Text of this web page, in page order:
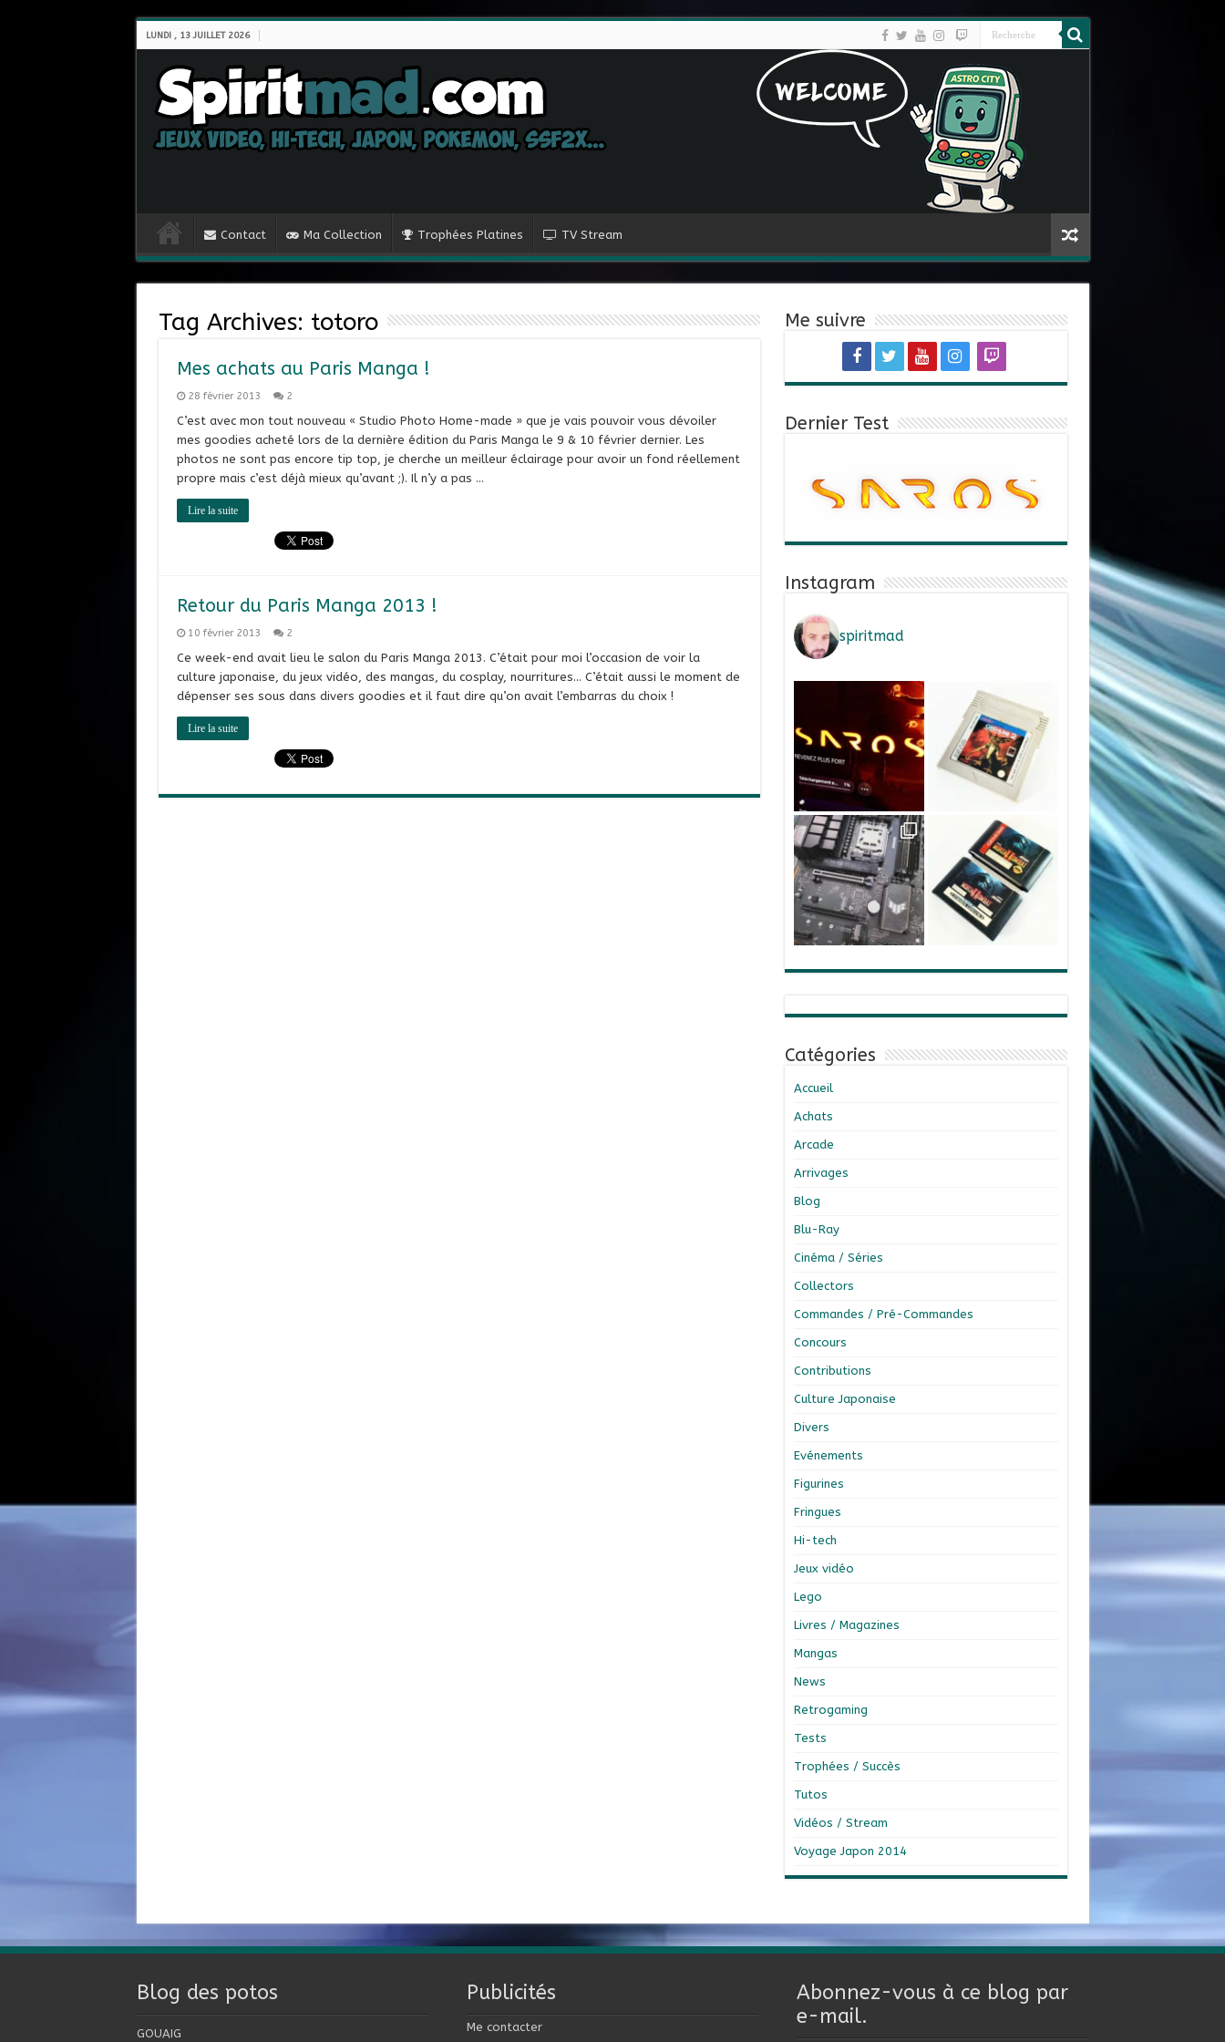
LUNDI , 13 JUILLET 2026
Contact Ma Collection Trophées Platines TV Stream
Tag Archives: totoro
Mes achats au Paris Manga !
28 février 2013 2
C’est avec mon tout nouveau « Studio Photo Home-made » que je vais pouvoir vous dévoiler
mes goodies acheté lors de la dernière édition du Paris Manga le 9 & 10 février dernier. Les
photos ne sont pas encore tip top, je cherche un meilleur éclairage pour avoir un fond réellement
propre mais c’est déjà mieux qu’avant ;). Il n’y a pas …
Lire la suite
Retour du Paris Manga 2013 !
10 février 2013 2
Ce week-end avait lieu le salon du Paris Manga 2013. C’était pour moi l’occasion de voir la
culture japonaise, du jeux vidéo, des mangas, du cosplay, nourritures… C’était aussi le moment de
dépenser ses sous dans divers goodies et il faut dire qu’on avait l’embarras du choix !
Lire la suite
Me suivre
Dernier Test
Instagram
spiritmad
Catégories
Accueil
Achats
Arcade
Arrivages
Blog
Blu-Ray
Cinéma / Séries
Collectors
Commandes / Pré-Commandes
Concours
Contributions
Culture Japonaise
Divers
Evénements
Figurines
Fringues
Hi-tech
Jeux vidéo
Lego
Livres / Magazines
Mangas
News
Retrogaming
Tests
Trophées / Succès
Tutos
Vidéos / Stream
Voyage Japon 2014
Blog des potos
GOUAIG
Publicités
Me contacter
Abonnez-vous à ce blog par
e-mail.